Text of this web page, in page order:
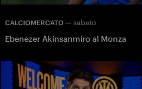
CALCIOMERCATO — sabato
Ebenezer Akinsanmiro al Monza